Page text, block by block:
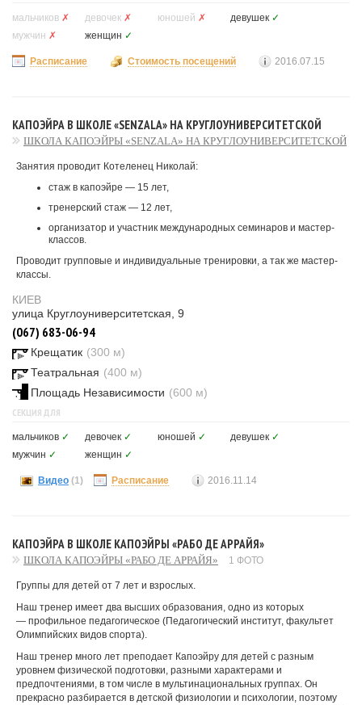
мальчиков ✗ девочек ✗ юношей ✗ девушек ✓
мужчин ✗ женщин ✓
Расписание Стоимость посещений 2016.07.15
КАПОЭЙРА В ШКОЛЕ «SENZALA» НА КРУГЛОУНИВЕРСИТЕТСКОЙ
ШКОЛА КАПОЭЙРЫ «SENZALA» НА КРУГЛОУНИВЕРСИТЕТСКОЙ
Занятия проводит Котеленец Николай:
стаж в капоэйре — 15 лет,
тренерский стаж — 12 лет,
организатор и участник международных семинаров и мастер-
классов.
Проводит групповые и индивидуальные тренировки, а так же мастер-
классы.
КИЕВ
улица Круглоуниверситетская, 9
(067) 683-06-94
Крещатик (300 м)
Театральная (400 м)
Площадь Независимости (600 м)
СЕКЦИЯ ДЛЯ
мальчиков ✓ девочек ✓ юношей ✓ девушек ✓
мужчин ✓ женщин ✓
Видео (1) Расписание 2016.11.14
КАПОЭЙРА В ШКОЛЕ КАПОЭЙРЫ «РАБО ДЕ АРРАЙЯ»
ШКОЛА КАПОЭЙРЫ «РАБО ДЕ АРРАЙЯ» 1 ФОТО
Группы для детей от 7 лет и взрослых.
Наш тренер имеет два высших образования, одно из которых
— профильное педагогическое (Педагогический институт, факультет
Олимпийских видов спорта).
Наш тренер много лет преподает Капоэйру для детей с разным
уровнем физической подготовки, разными характерами и
предпочтениями, в том числе в мультинациональных группах. Он
прекрасно разбирается в детской физиологии и психологии, поэтому